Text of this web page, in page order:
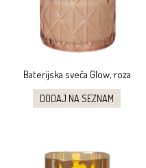
Baterijska sveča Glow, roza
DODAJ NA SEZNAM